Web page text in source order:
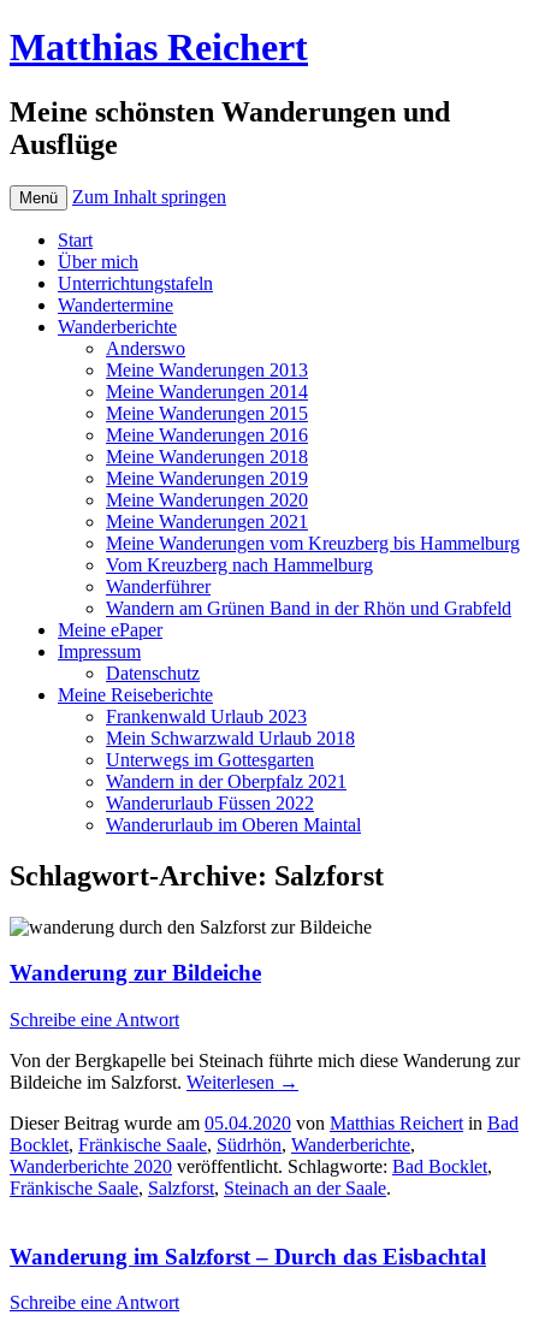
Matthias Reichert
Meine schönsten Wanderungen und
Ausflüge
Menü Zum Inhalt springen
Start
Über mich
Unterrichtungstafeln
Wandertermine
Wanderberichte
Anderswo
Meine Wanderungen 2013
Meine Wanderungen 2014
Meine Wanderungen 2015
Meine Wanderungen 2016
Meine Wanderungen 2018
Meine Wanderungen 2019
Meine Wanderungen 2020
Meine Wanderungen 2021
Meine Wanderungen vom Kreuzberg bis Hammelburg
Vom Kreuzberg nach Hammelburg
Wanderführer
Wandern am Grünen Band in der Rhön und Grabfeld
Meine ePaper
Impressum
Datenschutz
Meine Reiseberichte
Frankenwald Urlaub 2023
Mein Schwarzwald Urlaub 2018
Unterwegs im Gottesgarten
Wandern in der Oberpfalz 2021
Wanderurlaub Füssen 2022
Wanderurlaub im Oberen Maintal
Schlagwort-Archive: Salzforst
Wanderung zur Bildeiche
Schreibe eine Antwort
Von der Bergkapelle bei Steinach führte mich diese Wanderung zur
Bildeiche im Salzforst. Weiterlesen →
Dieser Beitrag wurde am 05.04.2020 von Matthias Reichert in Bad
Bocklet, Fränkische Saale, Südrhön, Wanderberichte,
Wanderberichte 2020 veröffentlicht. Schlagworte: Bad Bocklet,
Fränkische Saale, Salzforst, Steinach an der Saale.
Wanderung im Salzforst – Durch das Eisbachtal
Schreibe eine Antwort